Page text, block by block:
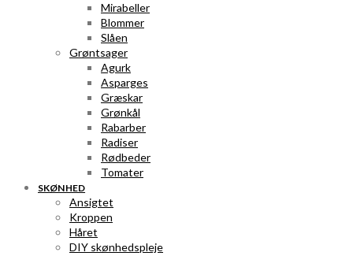
Mirabeller
Blommer
Slåen
Grøntsager
Agurk
Asparges
Græskar
Grønkål
Rabarber
Radiser
Rødbeder
Tomater
SKØNHED
Ansigtet
Kroppen
Håret
DIY skønhedspleje